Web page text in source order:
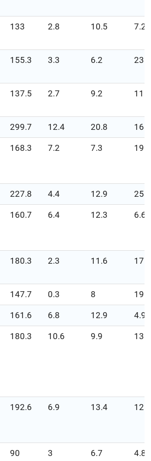
133 2.8 10.5 7.2
155.3 3.3 6.2 23.1
137.5 2.7 9.2 11.7
299.7 12.4 20.8 16.7
168.3 7.2 7.3 19.6
227.8 4.4 12.9 25
160.7 6.4 12.3 6.6
180.3 2.3 11.6 17.9
147.7 0.3 8 19.9
161.6 6.8 12.9 4.9
180.3 10.6 9.9 13.1
192.6 6.9 13.4 12
90 3 6.7 4.8